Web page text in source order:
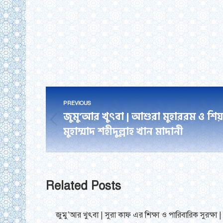
Post
navigation
PREVIOUS
Previous
post:
জুমু’আর খুৎবা | আশুরা মুহাররম ও
মুহাম্মাদ শহীদুল্লাহ খান মাদানী
Related Posts
জুমু’আর খুৎবা | সুরা কাফ এর শিক্ষা ও পারিবারিক সুরক্ষা |